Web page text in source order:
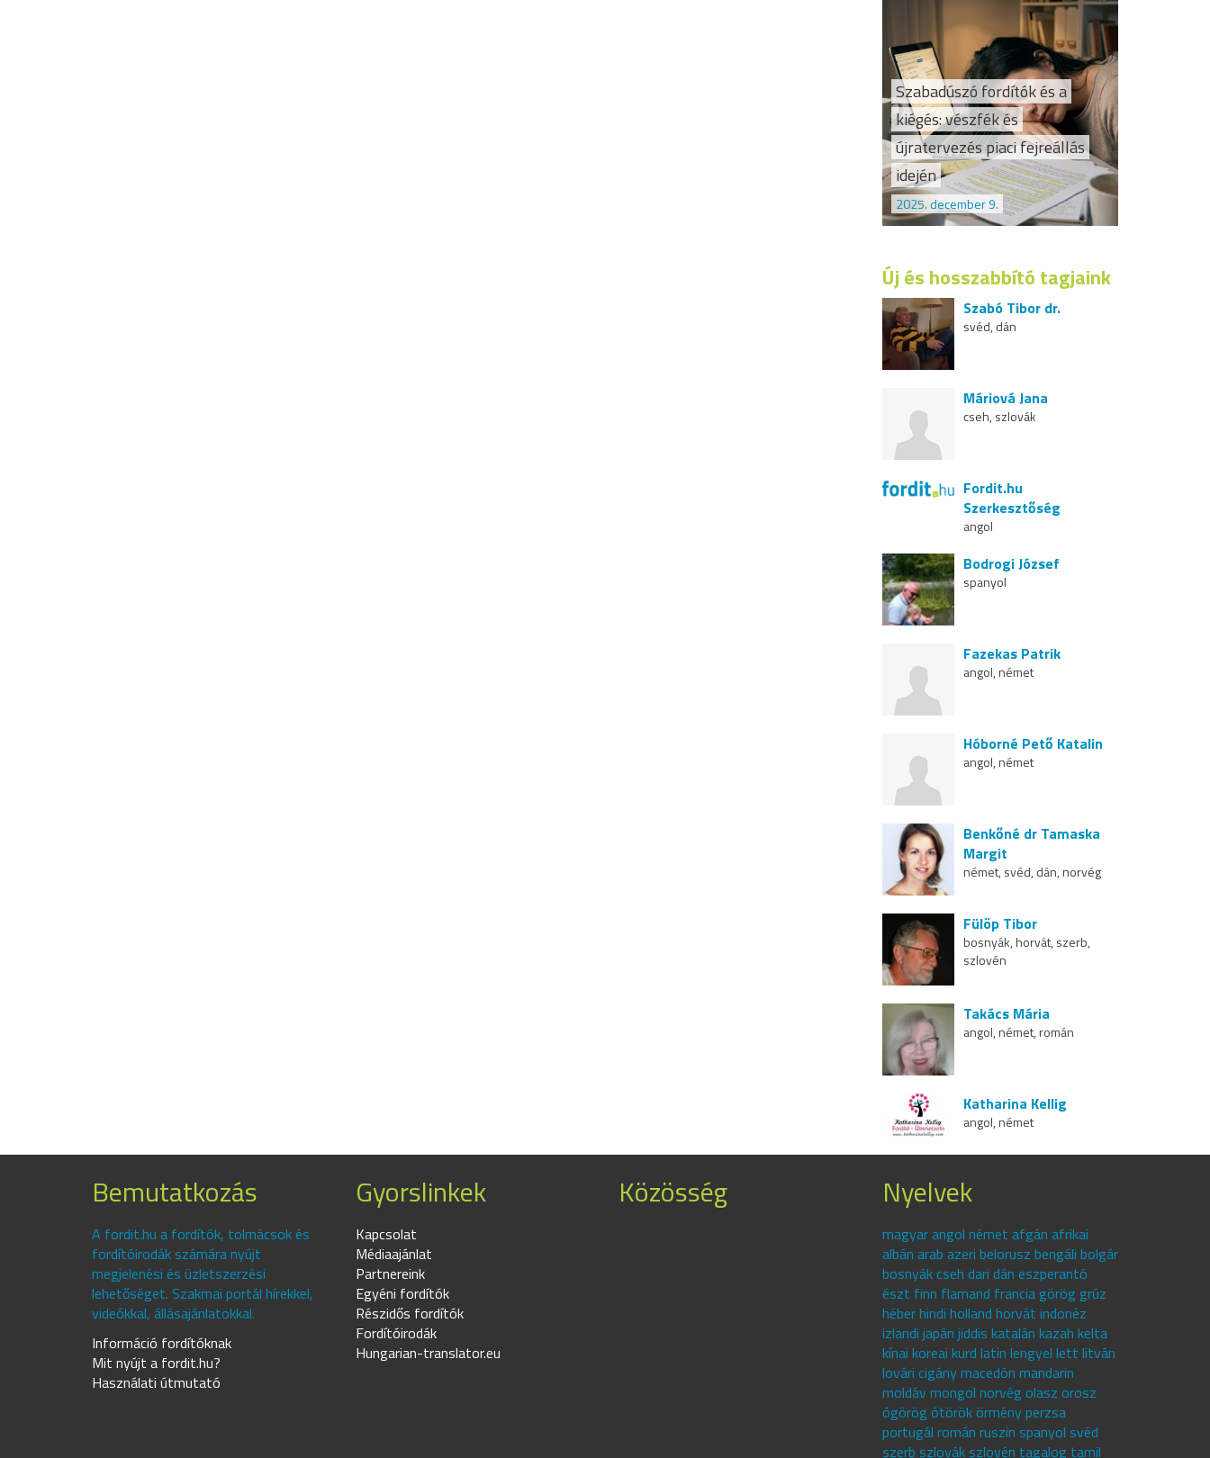
Szabadúszó fordítók és a
kiégés: vészfék és
újratervezés piaci fejreállás
idején
2025. december 9.
Új és hosszabbító tagjaink
Szabó Tibor dr.
svéd, dán
Máriová Jana
cseh, szlovák
Fordit.hu
Szerkesztőség
angol
Bodrogi József
spanyol
Fazekas Patrik
angol, német
Hóborné Pető Katalin
angol, német
Benkőné dr Tamaska
Margit
német, svéd, dán, norvég
Fülöp Tibor
bosnyák, horvát, szerb,
szlovén
Takács Mária
angol, német, román
Katharina Kellig
angol, német
Bemutatkozás
A fordit.hu a fordítók, tolmácsok és
fordítóirodák számára nyújt
megjelenési és üzletszerzési
lehetőséget. Szakmai portál hírekkel,
videókkal, állásajánlatokkal.
Információ fordítóknak
Mit nyújt a fordit.hu?
Használati útmutató
Gyorslinkek
Kapcsolat
Médiaajánlat
Partnereink
Egyéni fordítók
Részidős fordítók
Fordítóirodák
Hungarian-translator.eu
Közösség Nyelvek
magyar angol német afgán afrikai
albán arab azeri belorusz bengáli bolgár
bosnyák cseh dari dán eszperantó
észt finn flamand francia görög grúz
héber hindi holland horvát indonéz
izlandi japán jiddis katalán kazah kelta
kínai koreai kurd latin lengyel lett litván
lovári cigány macedón mandarin
moldáv mongol norvég olasz orosz
ógörög ótörök örmény perzsa
portugál román ruszin spanyol svéd
szerb szlovák szlovén tagalog tamil